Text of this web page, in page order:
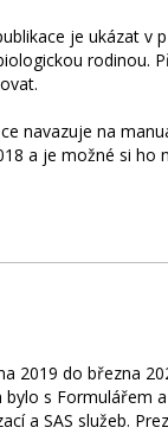
je ukázat v
rodinou.
navazuje na
a je možné si ho
2019 do března
bylo s Formulářem
a SAS služeb.